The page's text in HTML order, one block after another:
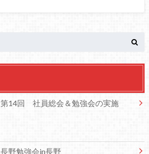
第14回 社員総会＆勉強会の実施
長野勉強会in長野